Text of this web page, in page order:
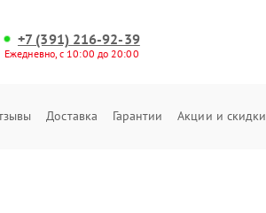
+7 (391) 216-92-39
Ежедневно, с 10:00 до 20:00
Доставка Гарантии Акции и скидки